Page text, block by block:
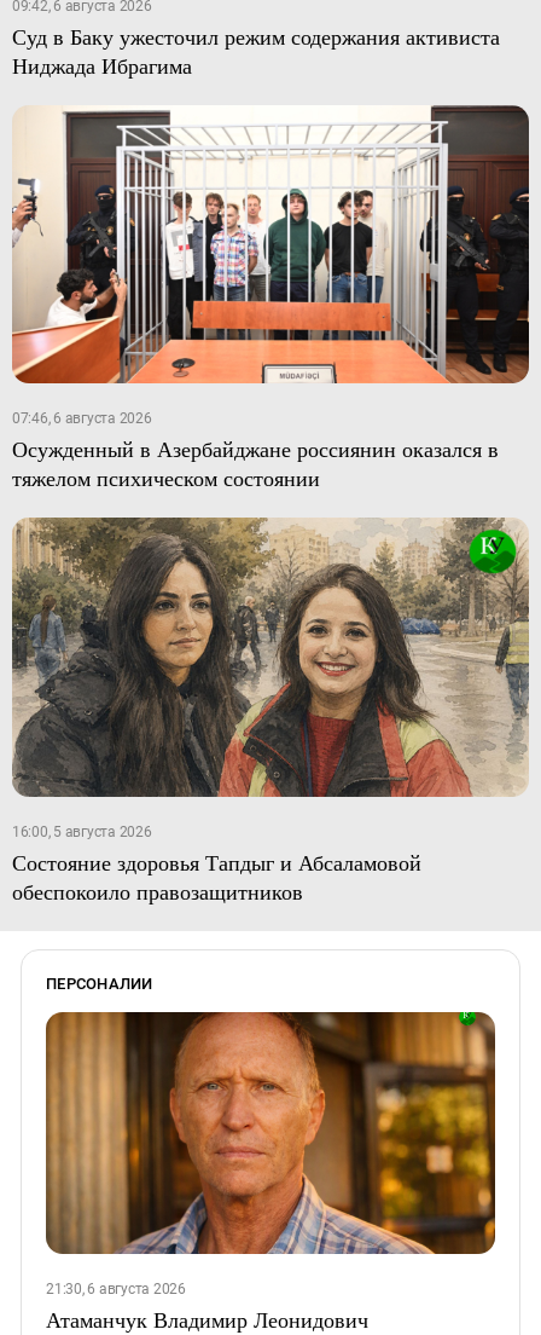
09:42, 6 августа 2026
Суд в Баку ужесточил режим содержания активиста
Ниджада Ибрагима
07:46, 6 августа 2026
Осужденный в Азербайджане россиянин оказался в
тяжелом психическом состоянии
16:00, 5 августа 2026
Состояние здоровья Тапдыг и Абсаламовой
обеспокоило правозащитников
ПЕРСОНАЛИИ
21:30, 6 августа 2026
Атаманчук Владимир Леонидович